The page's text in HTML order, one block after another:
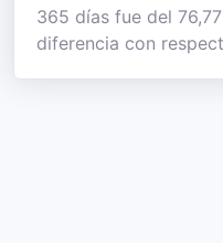
365 días fue del
diferencia con